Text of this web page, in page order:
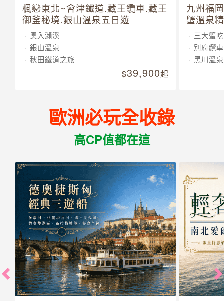
楓戀東北~會津鐵道.藏王纜車.藏王
御釜秘境.銀山溫泉五日遊
奧入瀨溪
銀山溫泉
秋田鐵道之旅
39,900起
九州福
蟹溫泉
三大蟹
別府纜車
黑川溫泉
歐洲必玩全收錄
高CP值都在這